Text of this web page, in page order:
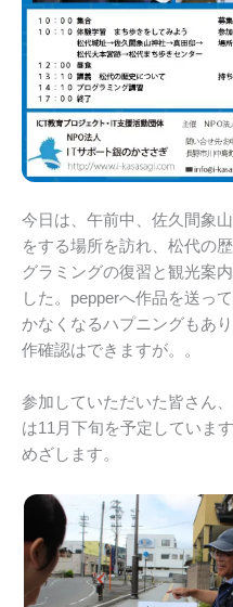
今日は、午前中、佐久間象
をする場所を訪れ、松代の
グラミングの復習と観光案
した。pepperへ作品を送っ
かなくなるハプニングもあ
作確認はできますが。。
参加していただいた皆さん
は11月下旬を予定していま
めざします。